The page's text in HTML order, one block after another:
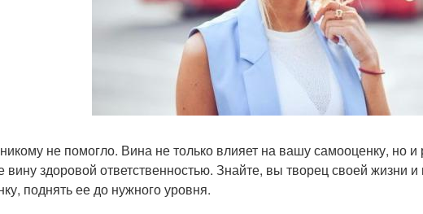
не помогло. Вина не только влияет на вашу самооценку, но
вину здоровой ответственностью. Знайте, вы творец своей жизни
поднять ее до нужного уровня.